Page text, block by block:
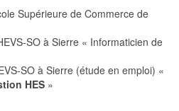
Supérieure de Commerce de
SO à Sierre « Informaticien de
SO à Sierre (étude en emploi) «
HES »